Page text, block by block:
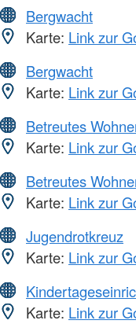
Bergwacht
Karte: Link zur
Bergwacht
Karte: Link zur
Betreutes
Karte: Link zur
Betreutes
Karte: Link zur
Jugendrotkreuz
Karte: Link zur
Karte: Link zur